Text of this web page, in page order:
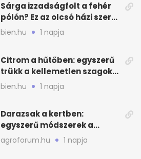
Sárga izzadságfolt a fehér
pólón? Ez az olcsó házi szer
beválhat
bien.hu 1 napja
Citrom a hűtőben: egyszerű
trükk a kellemetlen szagok
ellen
bien.hu 1 napja
Darazsak a kertben:
egyszerű módszerek a
távoltartásukra nyáron
agroforum.hu 1 napja